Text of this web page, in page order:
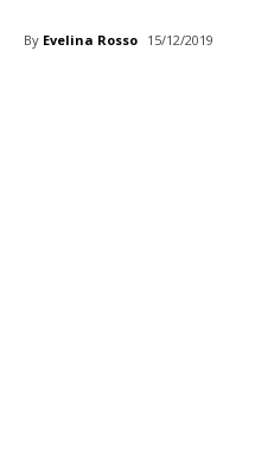
By Evelina Rosso 15/12/2019